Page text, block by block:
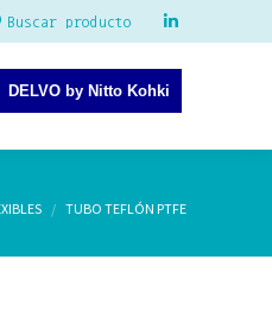
Buscar producto
Linkedin
page
DELVO by Nitto Kohki
TUBO TEFLÓN PTFE